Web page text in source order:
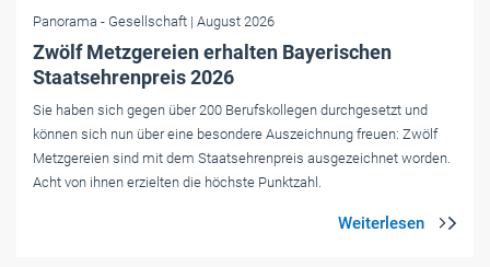
Panorama - Gesellschaft | August 2026
Zwölf Metzgereien erhalten Bayerischen
Staatsehrenpreis 2026
Sie haben sich gegen über 200 Berufskollegen durchgesetzt und
können sich nun über eine besondere Auszeichnung freuen: Zwölf
Metzgereien sind mit dem Staatsehrenpreis ausgezeichnet worden.
Acht von ihnen erzielten die höchste Punktzahl.